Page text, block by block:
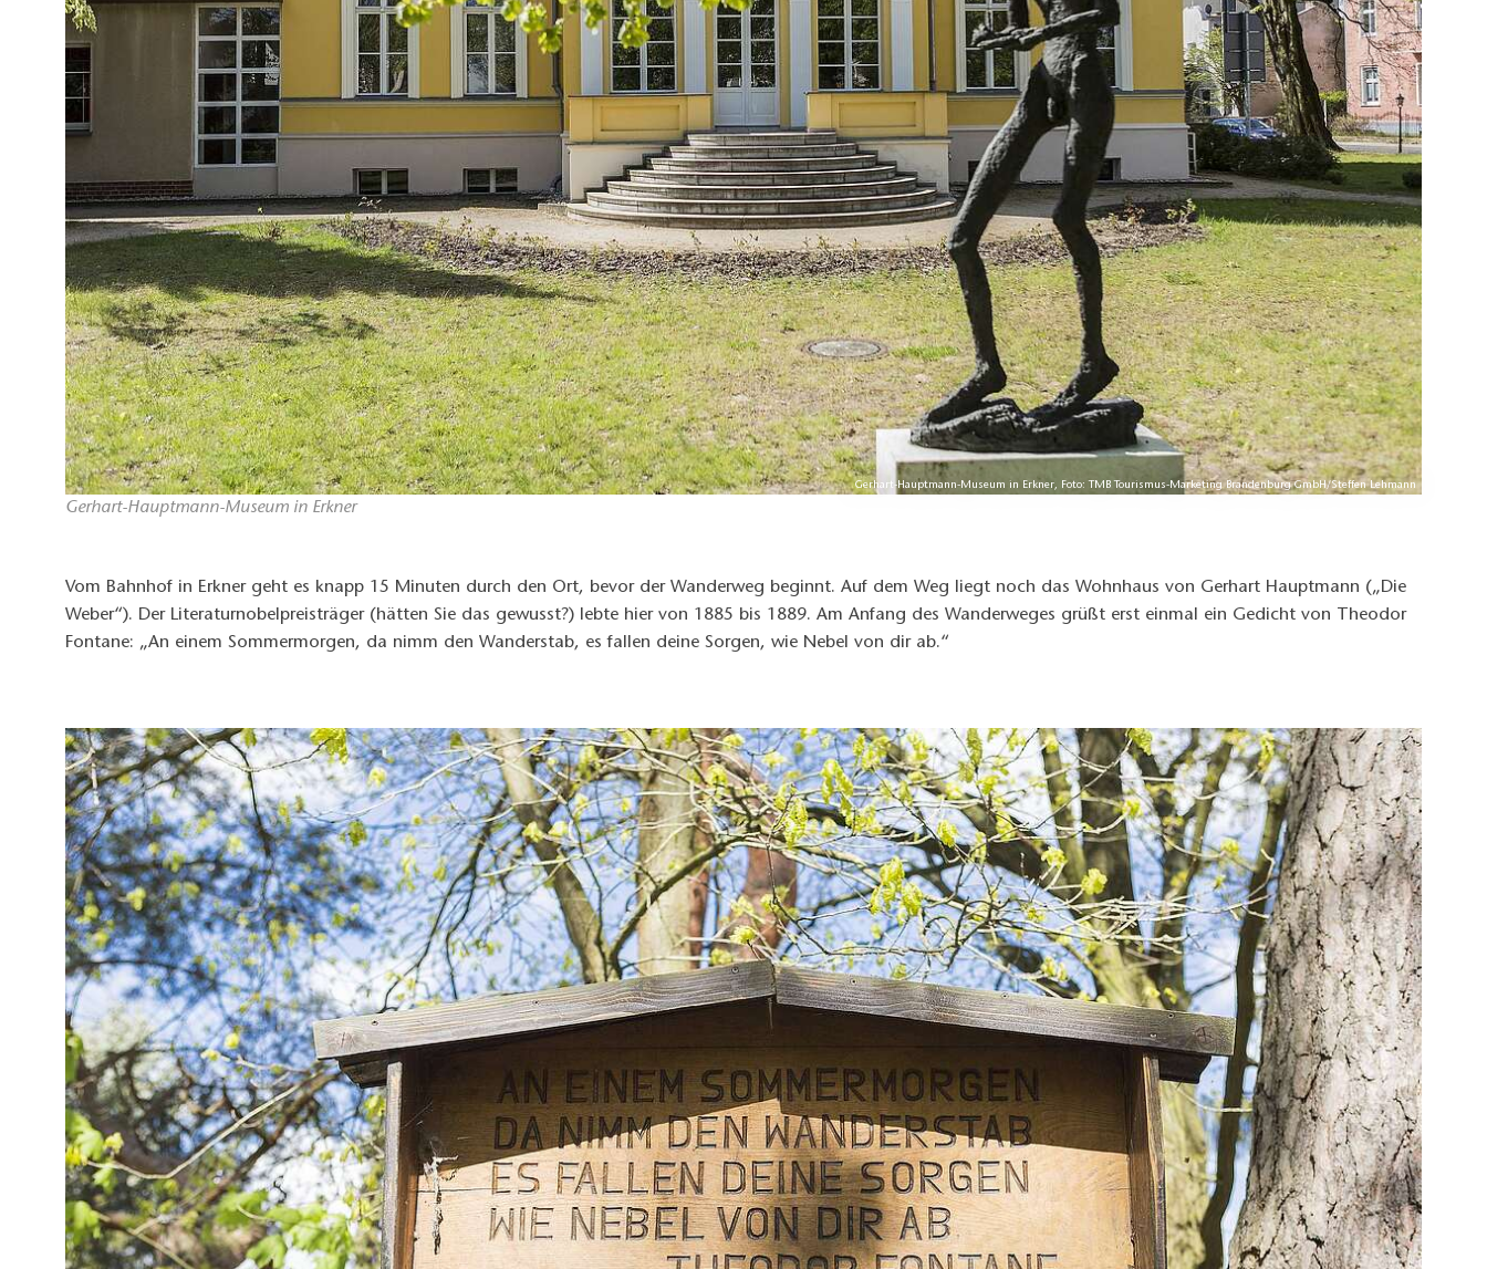
Gerhart-Hauptmann-Museum in Erkner, Foto: TMB Tourismus-Marketing Brandenburg GmbH/Steffen Lehmann
Gerhart-Hauptmann-Museum in Erkner
Vom Bahnhof in Erkner geht es knapp 15 Minuten durch den Ort, bevor der Wanderweg beginnt. Auf dem Weg liegt noch das Wohnhaus von Gerhart Hauptmann („Die
Weber“). Der Literaturnobelpreisträger (hätten Sie das gewusst?) lebte hier von 1885 bis 1889. Am Anfang des Wanderweges grüßt erst einmal ein Gedicht von Theodor
Fontane: „An einem Sommermorgen, da nimm den Wanderstab, es fallen deine Sorgen, wie Nebel von dir ab.“